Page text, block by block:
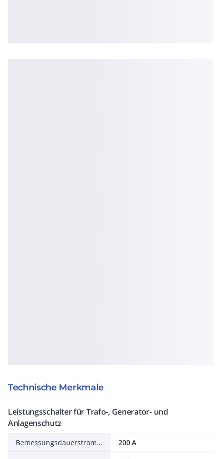
Technische Merkmale
Leistungsschalter für Trafo-, Generator- und
Anlagenschutz
Bemessungsdauerstrom Iu
200 A